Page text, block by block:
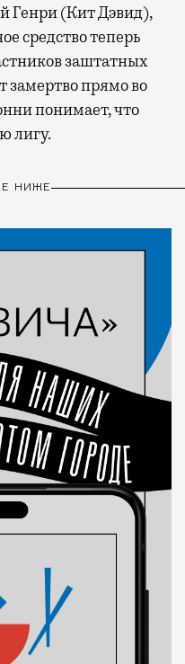
Генри (Кит Дэвид),
средство теперь
заштатных
замертво прямо во
понимает, что
лигу.
НИЖЕ